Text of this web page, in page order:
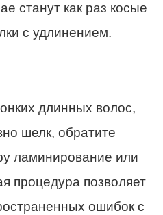
станут как раз косые
с удлинением.
длинных волос,
шелк, обратите
ламинирование или
процедура позволяет
ошибок с